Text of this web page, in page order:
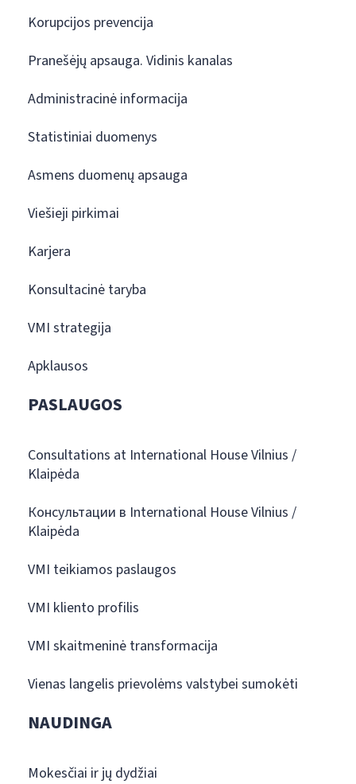
Korupcijos prevencija
Pranešėjų apsauga. Vidinis kanalas
Administracinė informacija
Statistiniai duomenys
Asmens duomenų apsauga
Viešieji pirkimai
Karjera
Konsultacinė taryba
VMI strategija
Apklausos
PASLAUGOS
Consultations at International House Vilnius /
Klaipėda
Консультации в International House Vilnius /
Klaipėda
VMI teikiamos paslaugos
VMI kliento profilis
VMI skaitmeninė transformacija
Vienas langelis prievolėms valstybei sumokėti
NAUDINGA
Mokesčiai ir jų dydžiai